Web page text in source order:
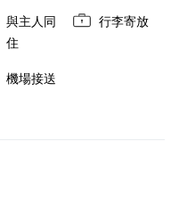
與主人同
住
行李寄放
機場接送